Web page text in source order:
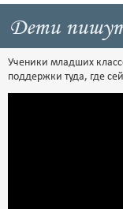
Дети
Ученики младших
поддержки туда, где